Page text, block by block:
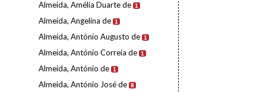
Almeida, Amélia Duarte de 1
Almeida, Angelina de 1
Almeida, António Augusto de 1
Almeida, António Correia de 1
Almeida, António de 1
Almeida, António José de 8